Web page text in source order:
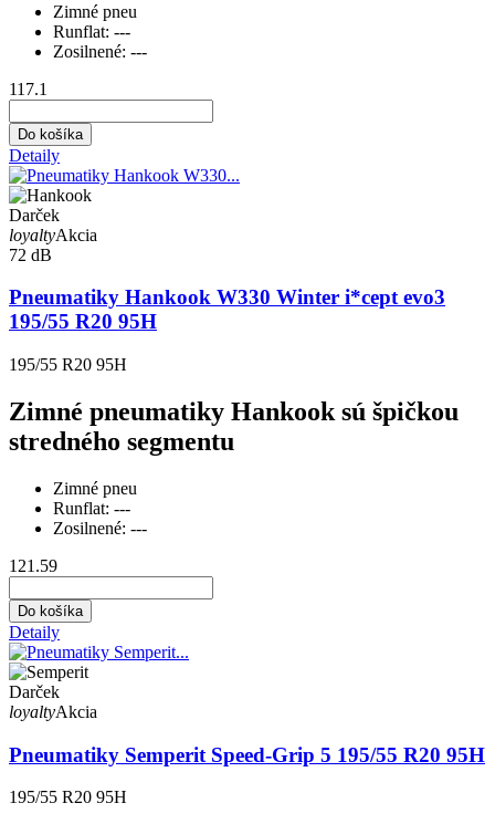
Zimné pneu
Runflat: ---
Zosilnené: ---
117.1
Do košíka
Detaily
Darček
loyaltyAkcia
72 dB
Pneumatiky Hankook W330 Winter i*cept evo3
195/55 R20 95H
195/55 R20 95H
Zimné pneumatiky Hankook sú špičkou
stredného segmentu
Zimné pneu
Runflat: ---
Zosilnené: ---
121.59
Do košíka
Detaily
Darček
loyaltyAkcia
Pneumatiky Semperit Speed-Grip 5 195/55 R20 95H
195/55 R20 95H